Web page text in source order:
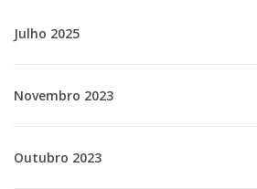
Julho 2025
Novembro 2023
Outubro 2023